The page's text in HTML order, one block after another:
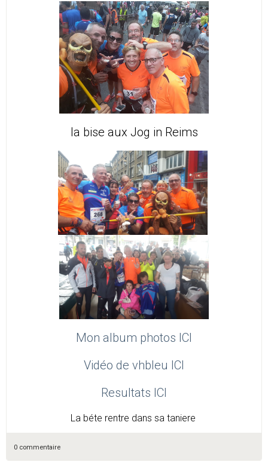
la bise aux Jog in Reims
Mon album photos​ ICI
Vidéo de vhbleu ICI
Resultats ICI
La béte rentre dans sa taniere
0 commentaire